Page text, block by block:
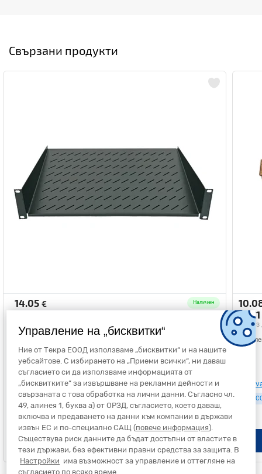
Управление на „бисквитки“
Ние от Текра ЕООД използваме „бисквитки“ и на нашите
уебсайтове. С избирането на „Приеми всички“, ни даваш
съгласието си да използваме информацията от
„бисквитките“ за извършване на рекламни дейности и
свързаната с това обработка на лични данни. Съгласно чл.
49, алинея 1, буква а) от ОРЗД, съгласието, което даваш,
включва и предаването на данни към компании в държави
извън ЕС и по-специално САЩ (повече информация).
Съществува риск данните да бъдат достъпни от властите в
тези държави, без ефективни правни средства за защита. В
Настройки има възможност за управление и оттегляне на
съгласието по всяко време.
Свързани продукти
14.05 € Наличен
Полица 19" 1U 250, 20 kg - Canovate CCA CV-CCA-9-1001-01
CCA
Canovate
CV-CCA-9-1001-01
Добави в количка
19.71
CCA
CV-